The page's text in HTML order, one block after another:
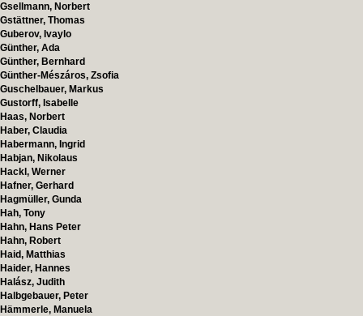
Gsellmann, Norbert
Gstättner, Thomas
Guberov, Ivaylo
Günther, Ada
Günther, Bernhard
Günther-Mészáros, Zsofia
Guschelbauer, Markus
Gustorff, Isabelle
Haas, Norbert
Haber, Claudia
Habermann, Ingrid
Habjan, Nikolaus
Hackl, Werner
Hafner, Gerhard
Hagmüller, Gunda
Hah, Tony
Hahn, Hans Peter
Hahn, Robert
Haid, Matthias
Haider, Hannes
Halász, Judith
Halbgebauer, Peter
Hämmerle, Manuela